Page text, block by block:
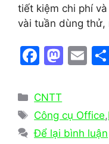
tiết kiệm chi phí
vài tuần dùng
F
c
e
b
M
o
d
E
l
Danh
mục
CNTT
Thẻ
Công cụ Office,
Để lại bình luận